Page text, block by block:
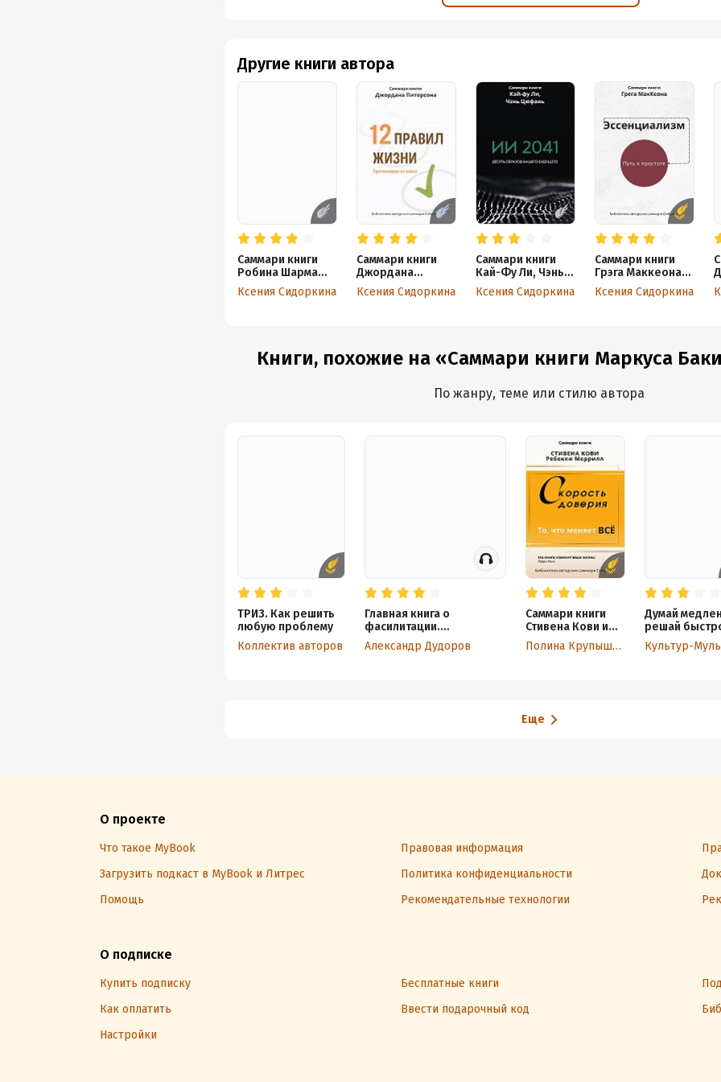
Другие книги автора
Саммари книги
Робина Шарма
«Кто заплачет,
когда ты умрешь»
Ксения Сидоркина
Саммари книги
Джордана
Питерсона «12
правил жизни.
Ксения Сидоркина
Саммари книги
Кай-Фу Ли, Чэнь
Цуфань «ИИ 2041.
Десять образов
Ксения Сидоркина
Саммари книги
Грэга Маккеона
«Эссенциализм.
Путь к простоте»
Ксения Сидоркина
Книги, похожие на «Саммари книги Маркуса
По жанру, теме или стилю автора
ТРИЗ. Как решить
любую проблему
Коллектив авторов
Главная книга о
фасилитации.
Практическое
руководство для работы
Александр Дудоров
Саммари книги
Стивена Кови и
Ребекки Меррил
«Скорость
Полина Крупышева
Думай
решай
Даниэль
Кратко
Культур-
Еще
О проекте
Что такое MyBook Правовая информация
Загрузить подкаст в MyBook и Литрес
Политика конфиденциальности
Помощь
Рекомендательные технологии
О подписке
Купить подписку Бесплатные книги
Как оплатить
Ввести подарочный код
Настройки